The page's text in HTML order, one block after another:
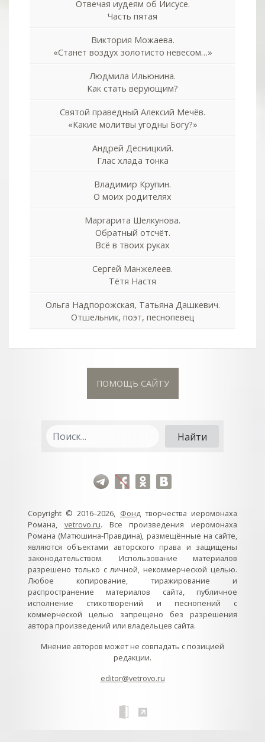
Отвечая иудеям об Иисусе.
Часть пятая
Виктория Можаева.
«Станет воздух золотисто невесом…»
Людмила Ильюнина.
Как стать верующим?
Святой праведный Алексий Мечёв.
«Какие молитвы угодны Богу?»
Андрей Десницкий.
Глас хлада тонка
Владимир Крупин.
О моих родителях
Маргарита Шелкунова.
Обратный отсчёт.
Всё в твоих руках
Сергей Манжелеев.
Тётя Настя
Ольга Надпорожская, Татьяна Дашкевич.
Отшельник, поэт, песнопевец
ПОМОЩЬ САЙТУ
Copyright © 2016–2026, Фондтворчества иеромонаха
Романа, vetrovo.ru. Все произведения иеромонаха
Романа (Матюшина-Правдина), размещённые на сайте,
являются объектами авторского права и защищены
законодательством. Использование материалов
разрешено только с личной, некоммерческой целью.
Любое копирование, тиражирование и
распространение материалов сайта, публичное
исполнение стихотворений и песнопений с
коммерческой целью запрещено без разрешения
автора произведений или владельцев сайта.
Мнение авторов может не совпадать с позицией
редакции.
editor@vetrovo.ru